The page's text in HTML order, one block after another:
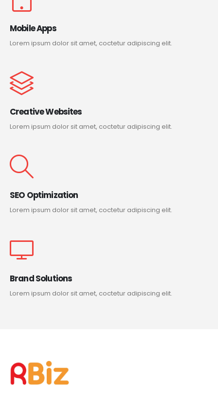
Mobile Apps
Lorem ipsum dolor sit amet, coctetur adipiscing elit.
Creative Websites
Lorem ipsum dolor sit amet, coctetur adipiscing elit.
SEO Optimization
Lorem ipsum dolor sit amet, coctetur adipiscing elit.
Brand Solutions
Lorem ipsum dolor sit amet, coctetur adipiscing elit.